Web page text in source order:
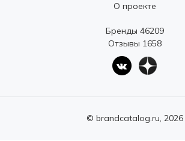
О проекте
Бренды 46209
Отзывы 1658
© brandcatalog.ru, 2026